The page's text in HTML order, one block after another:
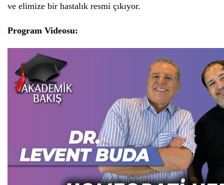
ve elimize bir hastalık resmi çıkıyor.
Program Videosu: